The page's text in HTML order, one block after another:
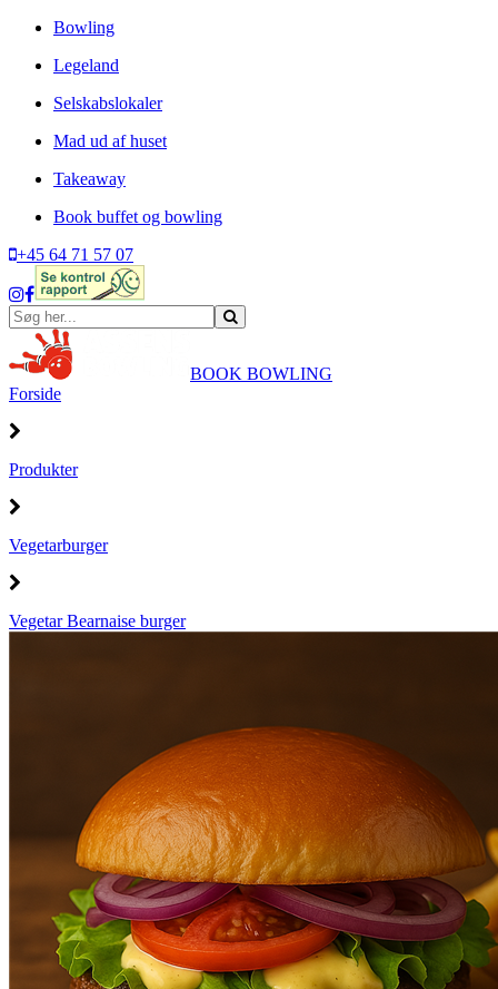
Bowling
Legeland
Selskabslokaler
Mad ud af huset
Takeaway
Book buffet og bowling
+45 64 71 57 07
BOOK BOWLING
Forside
Produkter
Vegetarburger
Vegetar Bearnaise burger